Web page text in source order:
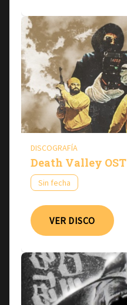
DISCOGRAFÍA
Death Valley OST
Sin fecha
VER DISCO